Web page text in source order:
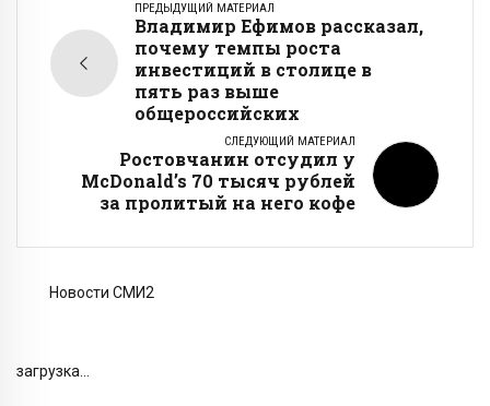
ПРЕДЫДУЩИЙ МАТЕРИАЛ
Владимир Ефимов рассказал,
почему темпы роста
инвестиций в столице в
пять раз выше
общероссийских
СЛЕДУЮЩИЙ МАТЕРИАЛ
Ростовчанин отсудил у
McDonald’s 70 тысяч рублей
за пролитый на него кофе
Новости СМИ2
загрузка...